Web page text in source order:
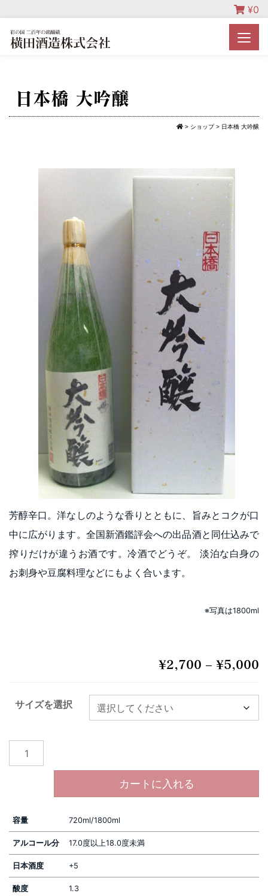
¥0
日本橋 大吟醸
> ショップ> 日本橋 大吟醸
芳醇辛口。洋なしのような香りとともに、旨みとコクが口
中に広がります。全国新酒鑑評会への出品酒と同仕込みで
搾りだけが違うお酒です。冷酒でどうぞ。 淡泊な白身の
お刺身や豆腐料理などにもよく合います。
※写真は1800ml
¥2,700 – ¥5,000
サイズを選択
日本橋 大吟醸個
カートに入れる
容量 720ml/1800ml
アルコール分 17.0度以上18.0度未満
日本酒度 +5
酸度 1.3